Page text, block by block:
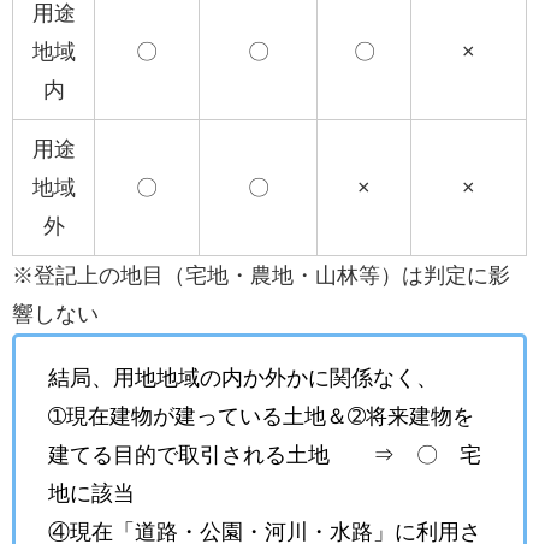
用途
地域
内
〇 〇 〇 ×
用途
地域
外
〇 〇 × ×
※登記上の地目（宅地・農地・山林等）は判定に影
響しない
結局、用地地域の内か外かに関係なく、
➀現在建物が建っている土地＆➁将来建物を
建てる目的で取引される土地 ⇒ 〇 宅
地に該当
④現在「道路・公園・河川・水路」に利用さ